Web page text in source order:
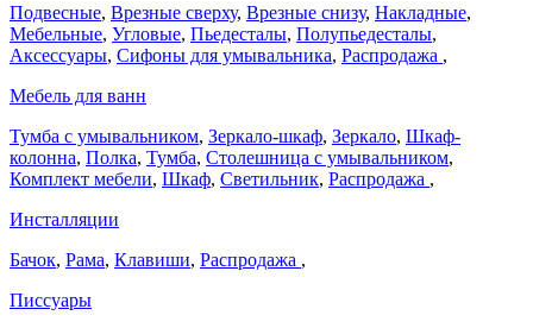
Подвесные, Врезные сверху, Врезные снизу, Накладные,
Мебельные, Угловые, Пьедесталы, Полупьедесталы,
Аксессуары, Сифоны для умывальника, Распродажа ,
Мебель для ванн
Тумба с умывальником, Зеркало-шкаф, Зеркало, Шкаф-
колонна, Полка, Тумба, Столешница с умывальником,
Комплект мебели, Шкаф, Светильник, Распродажа ,
Инсталляции
Бачок, Рама, Клавиши, Распродажа ,
Писсуары